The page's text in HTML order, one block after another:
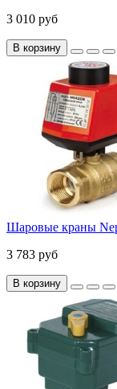
3 010 руб
В корзину
Шаровые краны
3 783 руб
В корзину